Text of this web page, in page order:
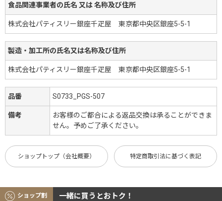
食品関連事業者の氏名 又は 名称及び住所
株式会社パティスリー銀座千疋屋 東京都中央区銀座5-5-1
製造・加工所の氏名又は名称及び住所
株式会社パティスリー銀座千疋屋 東京都中央区銀座5-5-1
品番 S0733_PGS-507
備考
お客様のご都合による返品交換は承ることができま
せん。予めご了承ください。
ショップトップ（会社概要） 特定商取引法に基づく表記
ショップ割 一緒に買うとおトク！